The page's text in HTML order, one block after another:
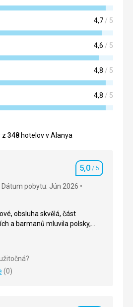
4,7 / 5
4,6 / 5
4,8 / 5
4,8 / 5
z 348 hotelov v Alanya
Hodnotenie
5,0 / 5
Dátum pobytu: Jún 2026
obsluha skvělá, část
a barmanů mluvila polsky,
obsluha skvělá, část
polsky.
(0)